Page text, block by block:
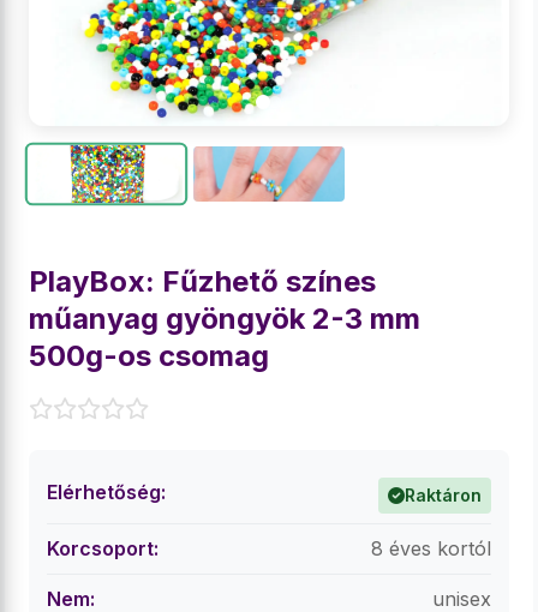
PlayBox: Fűzhető színes
műanyag gyöngyök 2-3 mm
500g-os csomag
Elérhetőség: Raktáron
Korcsoport: 8 éves kortól
Nem: unisex